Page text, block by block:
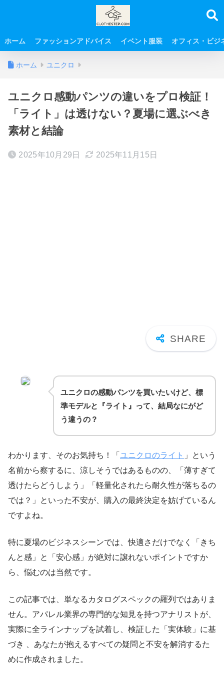
ホーム ファッションアドバイス イベント服装 オフィス・ビジ
ホーム ユニクロ
ユニクロ感動パンツの違いをプロ検証！
「ライト」は透けない？夏場に選ぶべき
素材と結論
2025年10月29日 2025年11月15日
ユニクロの感動パンツを買いたいけど、標
準モデルと『ライト』って、結局なにがど
う違うの？
わかります、そのお気持ち！「 ユニクロのライト 」という
名前から察するに、涼しそうではあるものの、「薄すぎて
透けたらどうしよう」「軽量化されたら耐久性が落ちるの
では？」といった不安が、購入の最終決定を妨げているん
ですよね。
特に夏場のビジネスシーンでは、快適さだけでなく「きち
んと感」と「安心感」が絶対に譲れないポイントですか
ら、悩むのは当然です。
この記事では、単なるカタログスペックの羅列ではありま
せん。アパレル業界の専門的な知見を持つアナリストが、
実際に全ラインナップを試着し、検証した「実体験」に基
づき 、あなたが抱えるすべての疑問と不安を解消するた
めに作成されました。